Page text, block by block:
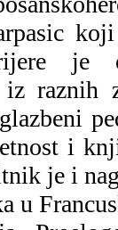
je
iz raznih
i
je i
u